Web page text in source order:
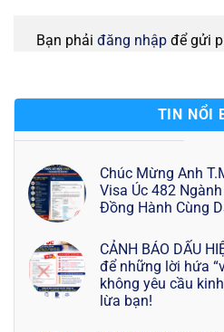
Bạn phải đăng nhập để gửi
TIN NỔI
Chúc Mừng Anh
Visa Úc 482
Đồng Hành Cùng
CẢNH BÁO DẤU
để những lời hứa
không yêu cầu
lừa bạn!